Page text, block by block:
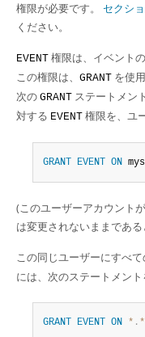
Developer Zone
権限が必要です。 セクシ
ください。
EVENT 権限は、イベント
この権限は、 GRANT を使
次の GRANT ステートメン
対する EVENT 権限を、ユ
GRANT EVENT ON
(このユーザーアカウント
は変更されないままであ
この同じユーザーにすべ
には、次のステートメント
GRANT EVENT ON * . *